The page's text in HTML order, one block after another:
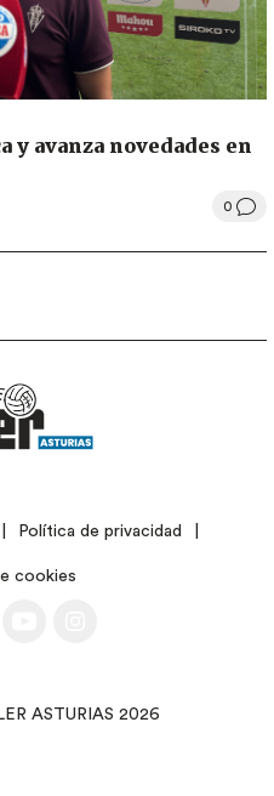
y avanza novedades en
0
Política de privacidad
cookies
ASTURIAS 2026